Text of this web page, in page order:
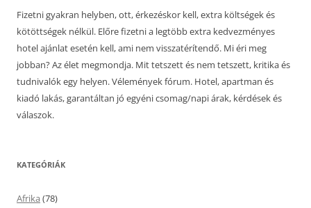
Fizetni gyakran helyben, ott, érkezéskor kell, extra költségek és
kötöttségek nélkül. Előre fizetni a legtöbb extra kedvezményes
hotel ajánlat esetén kell, ami nem visszatérítendő. Mi éri meg
jobban? Az élet megmondja. Mit tetszett és nem tetszett, kritika és
tudnivalók egy helyen. Vélemények fórum. Hotel, apartman és
kiadó lakás, garantáltan jó egyéni csomag/napi árak, kérdések és
válaszok.
KATEGÓRIÁK
Afrika (78)